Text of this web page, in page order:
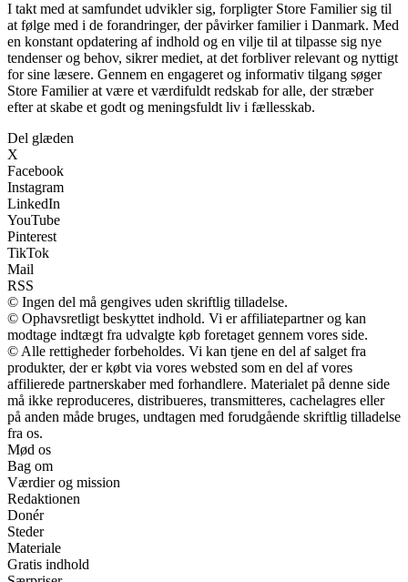
I takt med at samfundet udvikler sig, forpligter Store Familier sig til
at følge med i de forandringer, der påvirker familier i Danmark. Med
en konstant opdatering af indhold og en vilje til at tilpasse sig nye
tendenser og behov, sikrer mediet, at det forbliver relevant og nyttigt
for sine læsere. Gennem en engageret og informativ tilgang søger
Store Familier at være et værdifuldt redskab for alle, der stræber
efter at skabe et godt og meningsfuldt liv i fællesskab.
Del glæden
X
Facebook
Instagram
LinkedIn
YouTube
Pinterest
TikTok
Mail
RSS
© Ingen del må gengives uden skriftlig tilladelse.
© Ophavsretligt beskyttet indhold. Vi er affiliatepartner og kan
modtage indtægt fra udvalgte køb foretaget gennem vores side.
© Alle rettigheder forbeholdes. Vi kan tjene en del af salget fra
produkter, der er købt via vores websted som en del af vores
affilierede partnerskaber med forhandlere. Materialet på denne side
må ikke reproduceres, distribueres, transmitteres, cachelagres eller
på anden måde bruges, undtagen med forudgående skriftlig tilladelse
fra os.
Mød os
Bag om
Værdier og mission
Redaktionen
Donér
Steder
Materiale
Gratis indhold